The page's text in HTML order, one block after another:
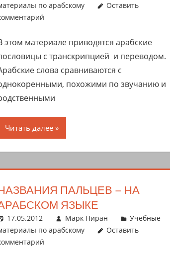
по арабскому
Оставить
этом материале приводятся арабские
с транскрипцией и переводом.
слова сравниваются с
похожими по звучанию и
Читать далее
ПАЛЬЦЕВ – НА
ЯЗЫКЕ
17.05.2012 Марк Ниран
Учебные
по арабскому
Оставить